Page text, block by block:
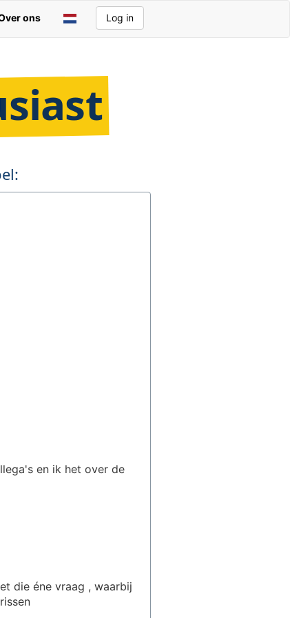
ons Log in
en ik het over de
die éne vraag , waarbij